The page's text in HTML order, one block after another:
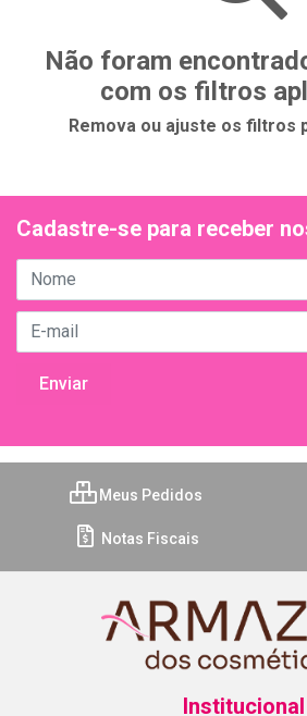
Não foram
com os filtros
Remova ou ajuste os filtros
Cadastre-se para receber
Meus Pedidos
Notas Fiscais
Institucional